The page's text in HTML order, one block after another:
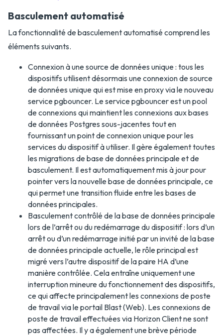
Basculement automatisé
La fonctionnalité de basculement automatisé comprend les
éléments suivants.
Connexion à une source de données unique : tous les
dispositifs utilisent désormais une connexion de source
de données unique qui est mise en proxy via le nouveau
service pgbouncer. Le service pgbouncer est un pool
de connexions qui maintient les connexions aux bases
de données Postgres sous-jacentes tout en
fournissant un point de connexion unique pour les
services du dispositif à utiliser. Il gère également toutes
les migrations de base de données principale et de
basculement. Il est automatiquement mis à jour pour
pointer vers la nouvelle base de données principale, ce
qui permet une transition fluide entre les bases de
données principales.
Basculement contrôlé de la base de données principale
lors de l’arrêt ou du redémarrage du dispositif : lors d’un
arrêt ou d’un redémarrage initié par un invité de la base
de données principale actuelle, le rôle principal est
migré vers l’autre dispositif de la paire HA d’une
manière contrôlée. Cela entraîne uniquement une
interruption mineure du fonctionnement des dispositifs,
ce qui affecte principalement les connexions de poste
de travail via le portail Blast (Web). Les connexions de
poste de travail effectuées via Horizon Client ne sont
pas affectées. Il y a également une brève période